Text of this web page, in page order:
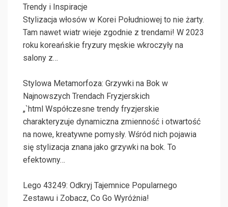
Trendy i Inspiracje
Stylizacja włosów w Korei Południowej to nie żarty.
Tam nawet wiatr wieje zgodnie z trendami! W 2023
roku koreańskie fryzury męskie wkroczyły na
salony z…
Stylowa Metamorfoza: Grzywki na Bok w
Najnowszych Trendach Fryzjerskich
„`html Współczesne trendy fryzjerskie
charakteryzuje dynamiczna zmienność i otwartość
na nowe, kreatywne pomysły. Wśród nich pojawia
się stylizacja znana jako grzywki na bok. To
efektowny…
Lego 43249: Odkryj Tajemnice Popularnego
Zestawu i Zobacz, Co Go Wyróżnia!